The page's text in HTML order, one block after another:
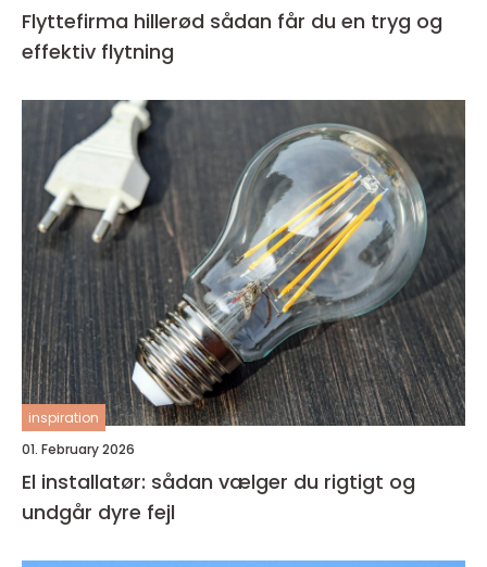
Flyttefirma hillerød sådan får du en tryg og
effektiv flytning
inspiration
01. February 2026
El installatør: sådan vælger du rigtigt og
undgår dyre fejl